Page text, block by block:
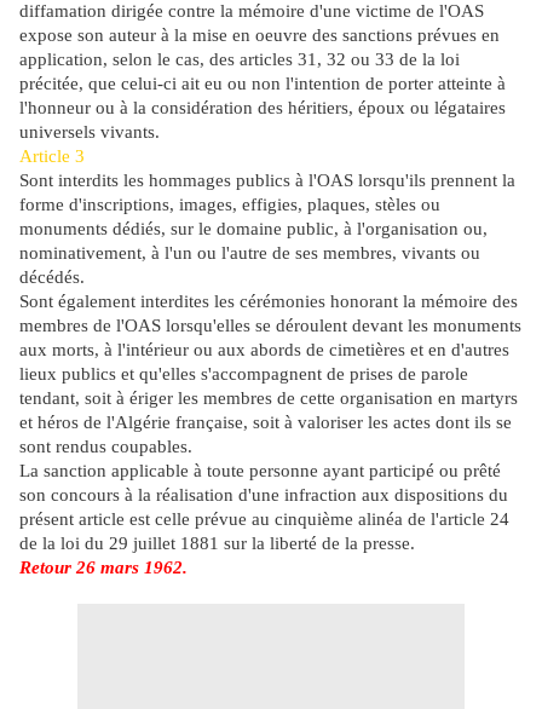
diffamation dirigée contre la mémoire d'une victime de l'OAS
expose son auteur à la mise en oeuvre des sanctions prévues en
application, selon le cas, des articles 31, 32 ou 33 de la loi
précitée, que celui-ci ait eu ou non l'intention de porter atteinte à
l'honneur ou à la considération des héritiers, époux ou légataires
universels vivants.
Article 3
Sont interdits les hommages publics à l'OAS lorsqu'ils prennent la
forme d'inscriptions, images, effigies, plaques, stèles ou
monuments dédiés, sur le domaine public, à l'organisation ou,
nominativement, à l'un ou l'autre de ses membres, vivants ou
décédés.
Sont également interdites les cérémonies honorant la mémoire des
membres de l'OAS lorsqu'elles se déroulent devant les monuments
aux morts, à l'intérieur ou aux abords de cimetières et en d'autres
lieux publics et qu'elles s'accompagnent de prises de parole
tendant, soit à ériger les membres de cette organisation en martyrs
et héros de l'Algérie française, soit à valoriser les actes dont ils se
sont rendus coupables.
La sanction applicable à toute personne ayant participé ou prêté
son concours à la réalisation d'une infraction aux dispositions du
présent article est celle prévue au cinquième alinéa de l'article 24
de la loi du 29 juillet 1881 sur la liberté de la presse.
Retour 26 mars 1962.